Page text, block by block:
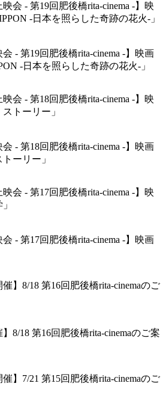
会 - 第19回肥後橋rita-cinema -】映画
-日本を照らした奇跡の花火-」
会 - 第18回肥後橋rita-cinema -】映画
ーリー」
会 - 第17回肥後橋rita-cinema -】映画
】8/18 第16回肥後橋rita-cinemaのご案